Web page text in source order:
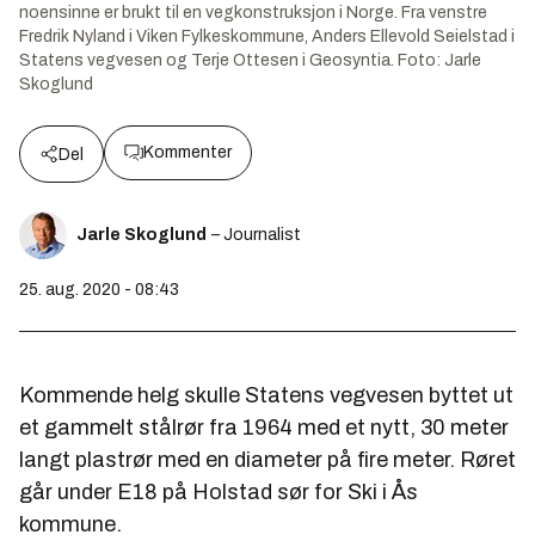
noensinne er brukt til en vegkonstruksjon i Norge. Fra venstre
Fredrik Nyland i Viken Fylkeskommune, Anders Ellevold Seielstad i
Statens vegvesen og Terje Ottesen i Geosyntia. Foto: Jarle
Skoglund
Del Kommenter
Jarle Skoglund – Journalist
25. aug. 2020 - 08:43
Kommende helg skulle Statens vegvesen byttet ut
et gammelt stålrør fra 1964 med et nytt, 30 meter
langt plastrør med en diameter på fire meter. Røret
går under E18 på Holstad sør for Ski i Ås
kommune.